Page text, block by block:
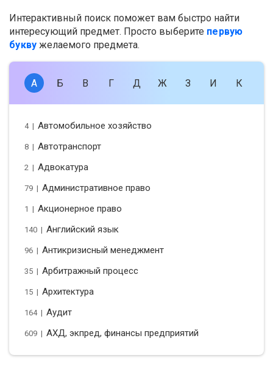
Интерактивный поиск поможет вам быстро найти
интересующий предмет. Просто выберите первую
букву желаемого предмета.
А Б В Г Д Ж З И К
4 | Автомобильное хозяйство
8 | Автотранспорт
2 | Адвокатура
79 | Административное право
1 | Акционерное право
140 | Английский язык
96 | Антикризисный менеджмент
35 | Арбитражный процесс
15 | Архитектура
164 | Аудит
609 | АХД, экпред, финансы предприятий